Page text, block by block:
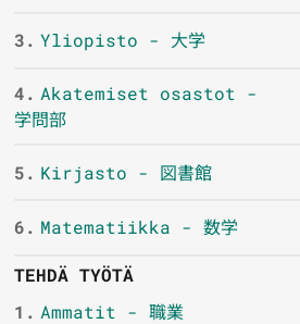
3. Yliopisto - 大学
4. Akatemiset osastot -
学問部
5. Kirjasto - 図書館
6. Matematiikka - 数学
TEHDÄ TYÖTÄ
1. Ammatit - 職業